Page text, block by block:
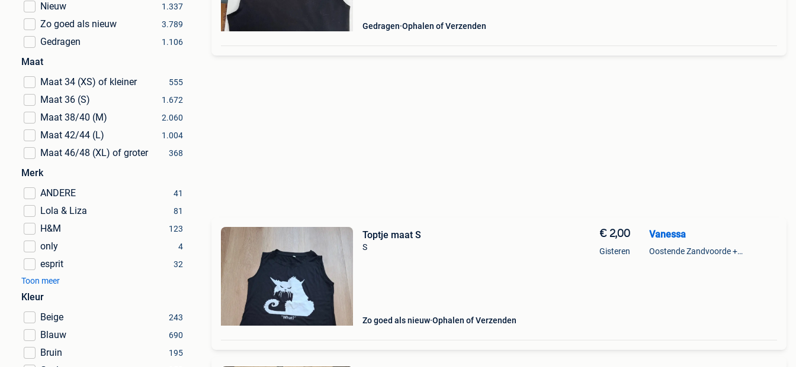
Nieuw
1.337
Zo goed als nieuw 3.789
Gedragen 1.106
Maat
Maat 34 (XS) of kleiner
555
Maat 36 (S) 1.672
Maat 38/40 (M) 2.060
Maat 42/44 (L) 1.004
Maat 46/48 (XL) of groter 368
Merk
ANDERE
41
Lola & Liza 81
H&M 123
only 4
esprit
32
Toon meer
Kleur
Beige
243
Blauw 690
Bruin 195
Gedragen Ophalen of Verzenden
Toptje maat S
S
Zo goed als nieuw Ophalen of Verzenden
€ 2,00
Gisteren
Vanessa
Oostende Zandvoorde +Oostende